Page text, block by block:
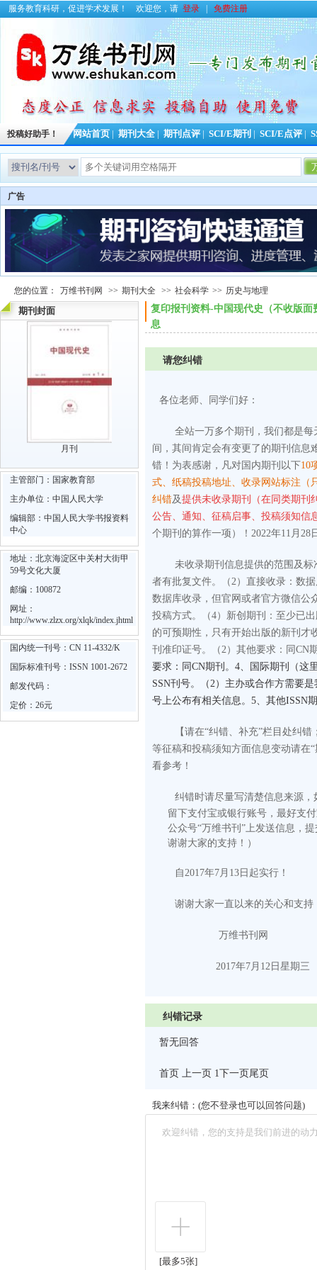
服务教育科研，促进学术发展！ 欢迎您，请 登录 免费注册
投稿好助手！ 网站首页 期刊大全 期刊点评 SCI/E期刊 SCI/E点评
广告
您的位置： 万维书刊网 >> 期刊大全 >> 社会科学 >> 历史与地理
期刊封面
月刊
主管部门：国家教育部
主办单位：中国人民大学
编辑部：中国人民大学书报资料
中心
地址：北京海淀区中关村大街甲
59号文化大厦
邮编：100872
网址：
http://www.zlzx.org/xlqk/index.jhtml
国内统一刊号：CN 11-4332/K
国际标准刊号：ISSN 1001-2672
邮发代码：
定价：26元
复印报刊资料-中国现代史（不收版
息
请您纠错
各位老师、同学们好：
全站一万多个期刊，我们都是
间，其间肯定会有变更了的期刊信息
错！为表感谢，凡对国内期刊以下10
式、纸稿投稿地址、收录网站标注（
纠错及提供未收录期刊（在同类期刊
公告、通知、征稿启事、投稿须知信
个期刊的算作一项）！2022年11月28
未收录期刊信息提供的范围及标
者有批复文件。
（2）直接收录：数
数据库收录，但官网或者官方微信公
投稿方式。
（4）新创期刊：至少已
的可预期性，只有开始出版的新刊才
刊准印证号。
（2）其他要求：同CN
要求：同CN期刊。4、国际期刊（这
SSN刊号。（2）主办或合作方需要
号上公布有相关信息。5、其他ISSN
【请在“纠错、补充”栏目处纠
等征稿和投稿须知方面信息变动请在
看参考！
纠错时请尽量写清楚信息来源
留下支付宝或银行账号，最好支
公众号“万维书刊”上发送信息，
谢谢大家的支持！）
自2017年7月13日起实行！
谢谢大家一直以来的关心和支持
万维书刊网
2017年7月 12 日 星期三
纠错记录
暂无回答
首页 上一页 1下一页尾页
我来纠错：(您不登录也可以回答问题)
[最多5张]